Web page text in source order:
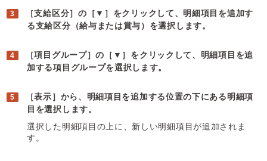
［支給区分］の［▼］をクリックして、明細項目を追加す
る支給区分（給与または賞与）を選択します。
［項目グループ］の［▼］をクリックして、明細項目を追
加する項目グループを選択します。
［表示］から、明細項目を追加する位置の下にある明細項
目を選択します。
選択した明細項目の上に、新しい明細項目が追加されま
す。